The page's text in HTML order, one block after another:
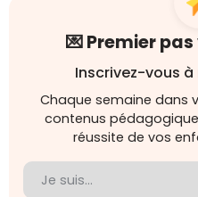
💌 Premier
Inscrivez-vous
Chaque semaine dans
contenus
réussite de vos